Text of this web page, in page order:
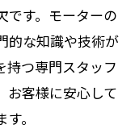
です。モーターの
的な知識や技術が
持つ専門スタッフ
お客様に安心して
。